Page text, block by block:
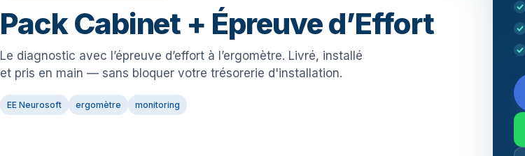
Pack Cabinet + Épreuve d’Effort
Le diagnostic avec l’épreuve d’effort à l’ergomètre. Livré, installé
et pris en main — sans bloquer votre trésorerie d'installation.
EE Neurosoft ergomètre monitoring